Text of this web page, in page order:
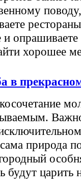
опрашиваете
хорошее
в
природа
будут царить